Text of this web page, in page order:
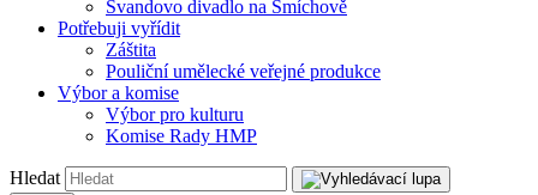
Švandovo divadlo na Smíchově
Potřebuji vyřídit
Záštita
Pouliční umělecké veřejné produkce
Výbor a komise
Výbor pro kulturu
Komise Rady HMP
Hledat